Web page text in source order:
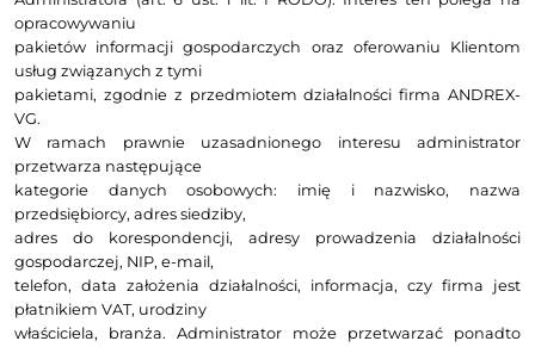
prowadzenia działalności gospodarczej
tworzeniu pakietów
danych dotyczących przedsiębiorców i
przygotowanej informacji
gospodarczej klientom Administratora, zgodnie z
zleceniem oraz ofertą.
Opracowywane pakiety mają na celu
bezpieczeństwa obrotu
gospodarczego oraz usprawnienie
klientem a odbiorcami jego
towarów lub usług.